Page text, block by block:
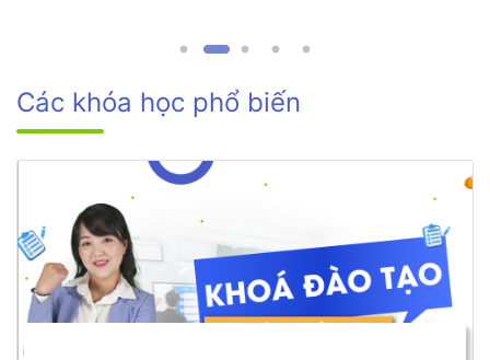
Các khóa học phổ biến